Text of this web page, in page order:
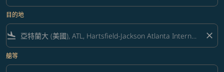
目的地
flight_land close
艙等